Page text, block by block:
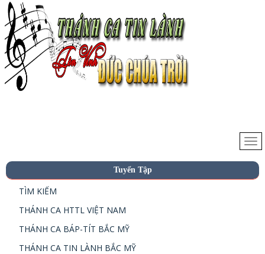
Tuyển Tập
TÌM KIẾM
THÁNH CA HTTL VIỆT NAM
THÁNH CA BÁP-TÍT BẮC MỸ
THÁNH CA TIN LÀNH BẮC MỸ